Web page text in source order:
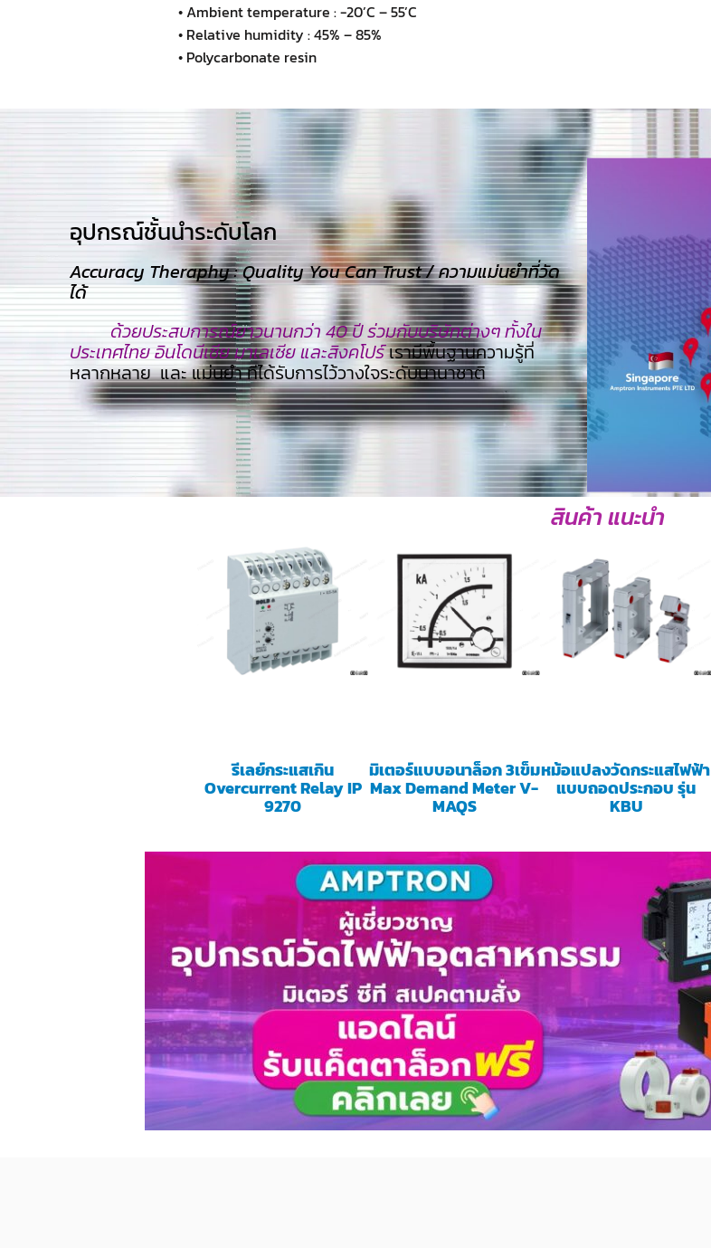
• Ambient temperature : -20’C – 55’C
• Relative humidity : 45% – 85%
• Polycarbonate resin
อุปกรณ์ชั้นนำระดับโลก​
Accuracy Theraphy : Quality You Can Trust / ความแม่นยำที่วัด
ได้
ด้วยประสบการณ์ยาวนานกว่า 40 ปี ร่วมกับบริษัทต่างๆ ทั้งใน
ประเทศไทย อินโดนีเซีย มาเลเซีย และสิงคโปร์เรามีพื้นฐานความรู้ที่
หลากหลาย และ แม่นยำ ทีไ่ด้รับการไว้วางใจระดับนานาชาติ
สินค้า แนะนำ
รีเลย์กระแสเกิน
Overcurrent Relay IP
9270
มิเตอร์แบบอนาล็อก 3เข็ม
Max Demand Meter V-
MAQS
หม้อแปลงวัดกระแสไฟฟ้า
แบบถอดประกอบ รุ่น
KBU